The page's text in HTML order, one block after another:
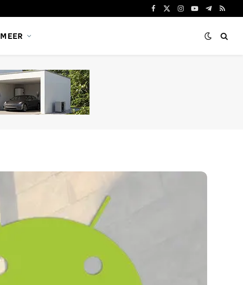
Facebook
X
Instagram
YouTube
Telegram
RSS
MEER